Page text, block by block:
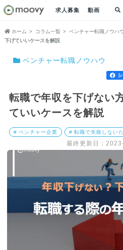
求人募集 動画
ホーム コラム一覧 ベンチャー転職ノウハ
下げていいケースを解説
ベンチャー転職ノウハウ
転職で年収を下げない
ていいケースを解説
# ベンチャー企業 # 転職で失敗しない
最終更新日：